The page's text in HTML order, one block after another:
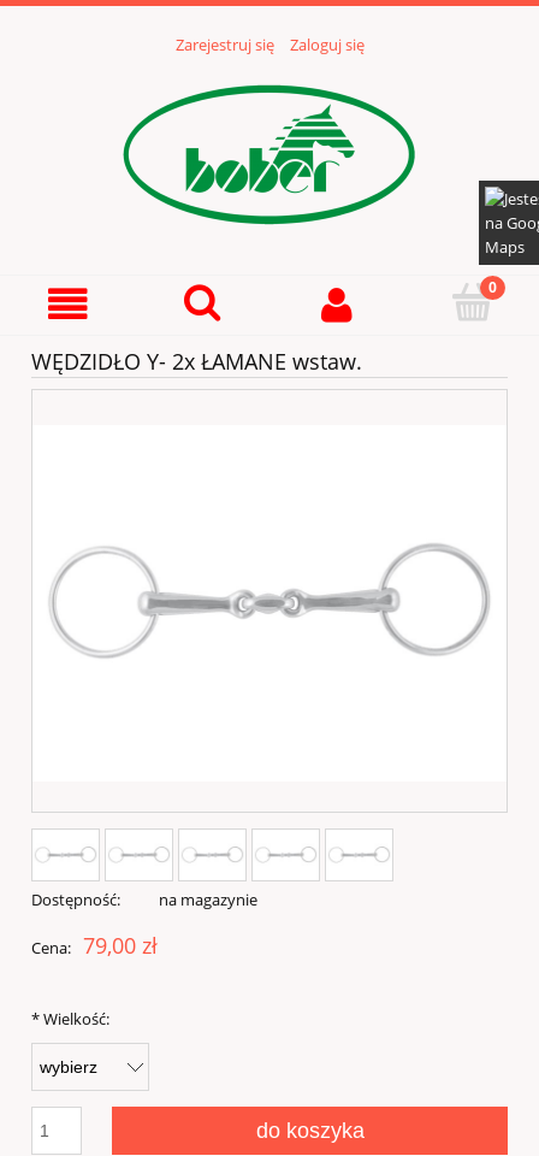
Zarejestruj się Zaloguj się
WĘDZIDŁO Y- 2x ŁAMANE wstaw.
Dostępność: na magazynie
Cena: 79,00 zł
*Wielkość:
do koszyka